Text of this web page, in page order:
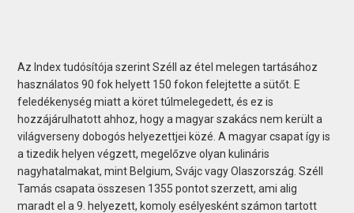
Az Index tudósítója szerint Széll az étel melegen tartásához
használatos 90 fok helyett 150 fokon felejtette a sütőt. E
feledékenység miatt a köret túlmelegedett, és ez is
hozzájárulhatott ahhoz, hogy a magyar szakács nem került a
világverseny dobogós helyezettjei közé. A magyar csapat így is
a tizedik helyen végzett, megelőzve olyan kulináris
nagyhatalmakat, mint Belgium, Svájc vagy Olaszország. Széll
Tamás csapata összesen 1355 pontot szerzett, ami alig
maradt el a 9. helyezett, komoly esélyesként számon tartott